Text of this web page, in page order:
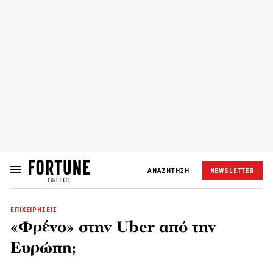
ΑΝΑΖΗΤΗΣΗ NEWSLETTER
ΕΠΙΧΕΙΡΗΣΕΙΣ
«Φρένο» στην Uber από την
Ευρώπη;